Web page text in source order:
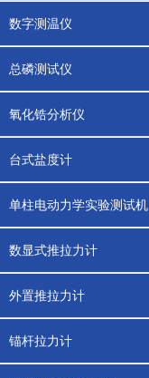
数字测温仪
总磷测试仪
氧化锆分析仪
台式盐度计
单柱电动力学实验测试机
数显式推拉力计
外置推拉力计
锚杆拉力计